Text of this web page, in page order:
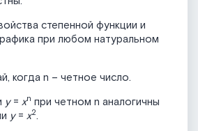
степенной функции и
при любом натуральном
когда n – четное число.
y= xn при четном n аналогичны
y= x2.